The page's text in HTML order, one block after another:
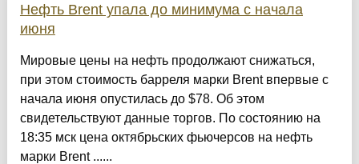
Нефть Brent упала до минимума с начала
июня
Мировые цены на нефть продолжают снижаться,
при этом стоимость барреля марки Brent впервые с
начала июня опустилась до $78. Об этом
свидетельствуют данные торгов. По состоянию на
18:35 мск цена октябрьских фьючерсов на нефть
марки Brent ......